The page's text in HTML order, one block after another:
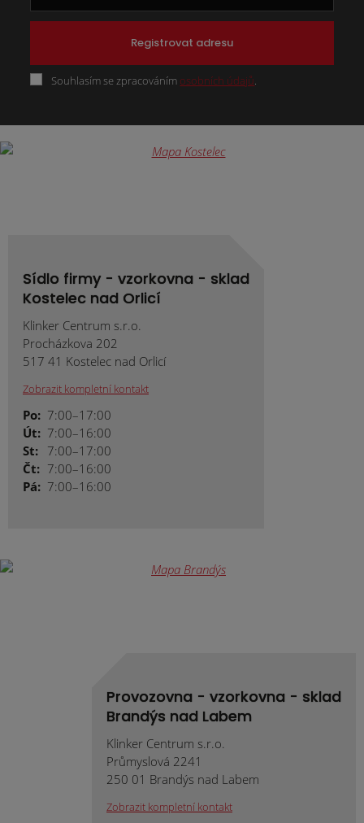
Registrovat adresu
Souhlasím se zpracováním osobních údajů
Sídlo firmy - vzorkovna - sklad
Kostelec nad Orlicí
Klinker Centrum s.r.o.
Procházkova 202
517 41 Kostelec nad Orlicí
Zobrazit kompletní kontakt
Po: 7:00–17:00
Út: 7:00–16:00
St: 7:00–17:00
Čt: 7:00–16:00
Pá: 7:00–16:00
Provozovna - vzorkovna - sklad
Brandýs nad Labem
Klinker Centrum s.r.o.
Průmyslová 2241
250 01 Brandýs nad Labem
Zobrazit kompletní kontakt